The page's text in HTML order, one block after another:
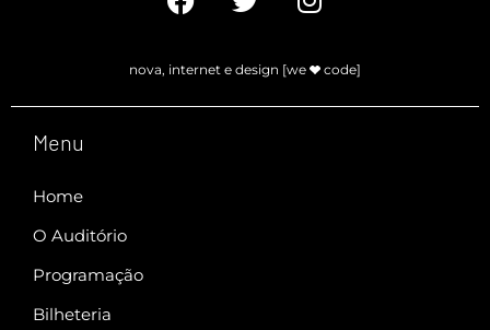
nova, internet e design [we code]
Menu
Home
O Auditório
Programação
Bilheteria